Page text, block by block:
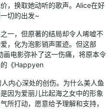
，换取她动听的歌声。Alice在好
切的出发~
一，但原著的结局却令人唏嘘不
，化为泡影销声匿迹。但这部
电影弥补了这一伤痛，将原本令
《Happyen
内心深处的创伤。为什么美人鱼
因为爱丽儿比起海之女中的形象
所打动，愿意给予理解和支持，